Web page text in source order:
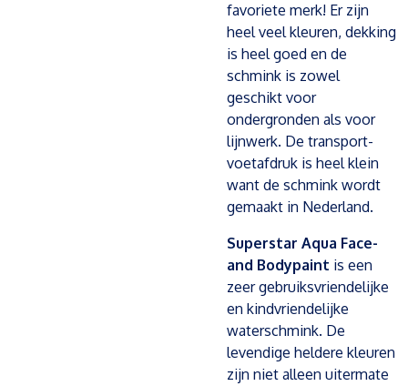
favoriete merk! Er zijn
heel veel kleuren, dekking
is heel goed en de
schmink is zowel
geschikt voor
ondergronden als voor
lijnwerk. De transport-
voetafdruk is heel klein
want de schmink wordt
gemaakt in Nederland.
Superstar Aqua Face-
and Bodypaint is een
zeer gebruiksvriendelijke
en kindvriendelijke
waterschmink. De
levendige heldere kleuren
zijn niet alleen uitermate